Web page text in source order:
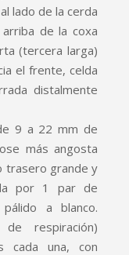
lado de la cerda
de la coxa
(tercera larga)
el frente, celda
distalmente
9 a 22 mm de
más angosta
trasero grande y
por 1 par de
a blanco.
respiración)
cada una, con